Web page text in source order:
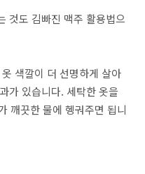
것도 김빠진 맥주 활용법으
색깔이 더 선명하게 살아
가 있습니다. 세탁한 옷을
깨끗한 물에 헹궈주면 됩니